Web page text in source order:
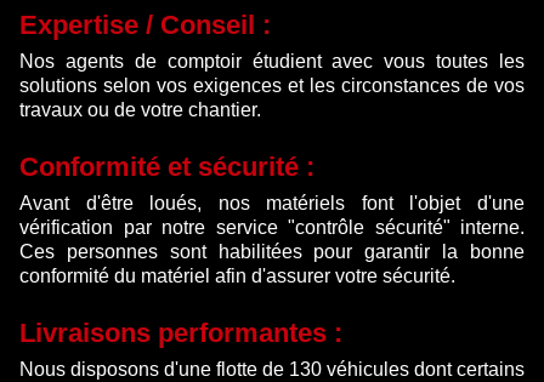
Expertise / Conseil :
Nos agents de comptoir étudient avec vous toutes les
solutions selon vos exigences et les circonstances de vos
travaux ou de votre chantier.
Conformité et sécurité :
Avant d'être loués, nos matériels font l'objet d'une
vérification par notre service "contrôle sécurité" interne.
Ces personnes sont habilitées pour garantir la bonne
conformité du matériel afin d'assurer votre sécurité.
Livraisons performantes :
Nous disposons d'une flotte de 130 véhicules dont certains